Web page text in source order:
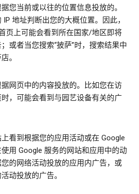
您当前或以往的位置信息投放的。
地址判断出您的大概位置。因此，
页上可能会看到所在国家/地区即将
或者当您搜索“披萨”时，搜索结果中
。
网页中的内容投放的。比如您在访
，可能会看到与园艺设备有关的广
看到根据您的应用活动或在 Google
用 Google 服务的网站和应用中的动
的网络活动投放的应用内广告，或
动投放的广告。